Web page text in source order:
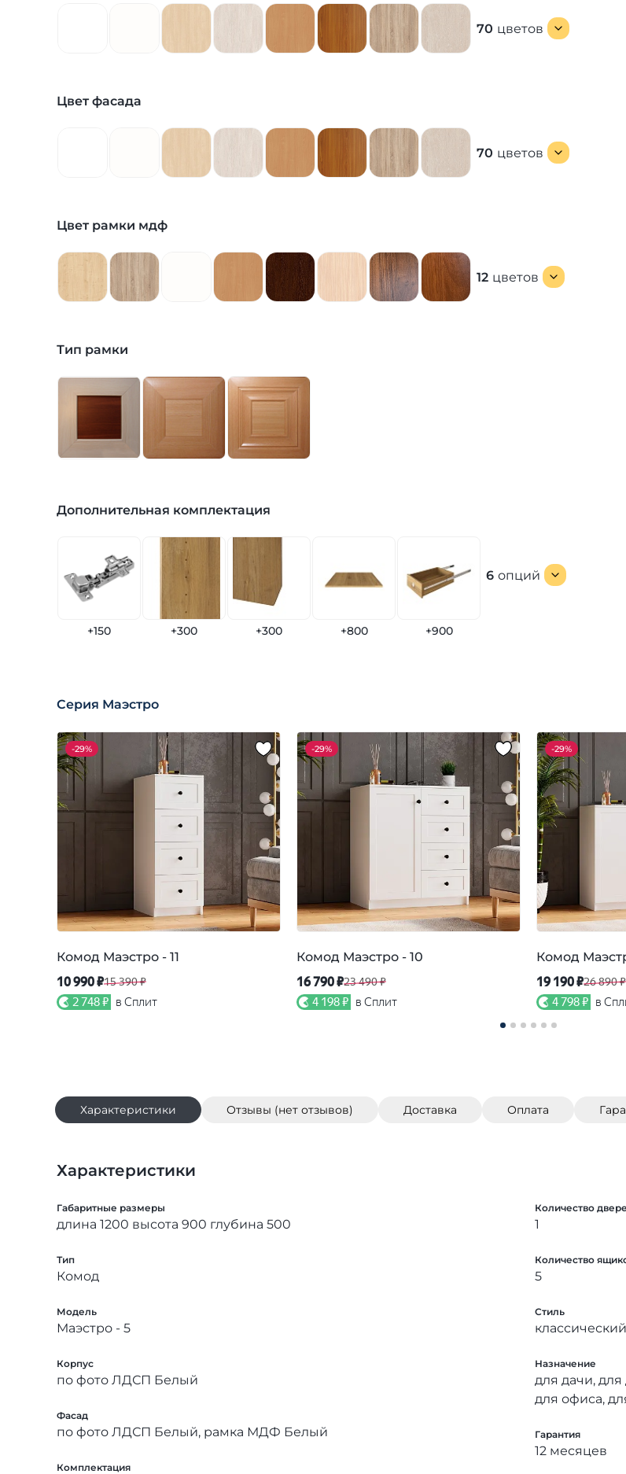
70 цветов
Цвет фасада
70 цветов
Цвет рамки мдф
12 цветов
Тип рамки
Дополнительная комплектация
+150 +300 +300 +800 +900
6 опций
Серия Маэстро
-29%
Комод Маэстро - 11
10 990 ₽15 390 ₽
2 748 ₽ в Сплит
-29%
Комод Маэстро - 10
16 790 ₽23 490 ₽
4 198 ₽ в Сплит
-29%
Комод
19 190 ₽26 890 ₽
4 798 ₽ в
Характеристики Отзывы (нет отзывов) Доставка Оплата
Характеристики
Габаритные размеры
длина 1200 высота 900 глубина 500
Тип
Комод
Модель
Маэстро - 5
Корпус
по фото ЛДСП Белый
Фасад
по фото ЛДСП Белый, рамка МДФ Белый
Комплектация
Количество
1
Количество
5
Стиль
классический
Назначение
для дачи, для
для офиса,
Гарантия
12 месяцев